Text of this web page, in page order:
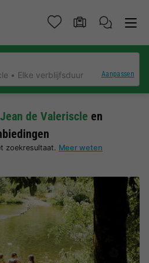
Elke verblijfsduur Aanpassen
de Valeriscle en
zoekresultaat. Meer weten